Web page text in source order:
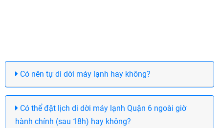
Có nên tự di dời máy lạnh hay không?
Có thể đặt lịch di dời máy lạnh Quận 6 ngoài giờ
hành chính (sau 18h) hay không?